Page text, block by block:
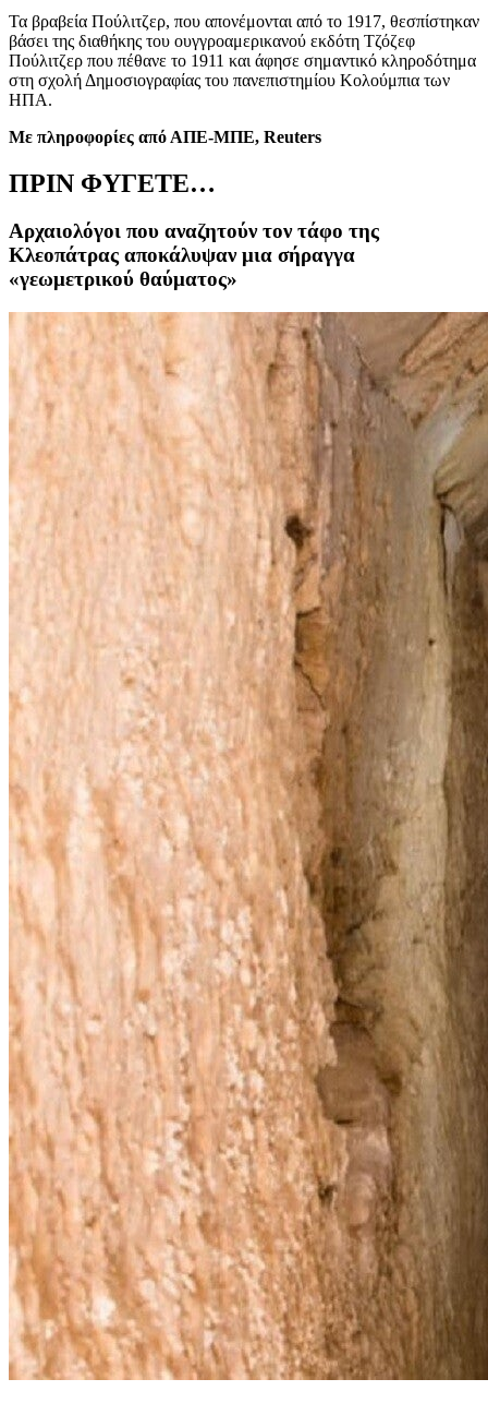
Τα βραβεία Πούλιτζερ, που απονέμονται από το 1917, θεσπίστηκαν
βάσει της διαθήκης του ουγγροαμερικανού εκδότη Τζόζεφ
Πούλιτζερ που πέθανε το 1911 και άφησε σημαντικό κληροδότημα
στη σχολή Δημοσιογραφίας του πανεπιστημίου Κολούμπια των
ΗΠΑ.
Με πληροφορίες από ΑΠΕ-ΜΠΕ, Reuters
ΠΡΙΝ ΦΥΓΕΤΕ…
Αρχαιολόγοι που αναζητούν τον τάφο της
Κλεοπάτρας αποκάλυψαν μια σήραγγα
«γεωμετρικού θαύματος»